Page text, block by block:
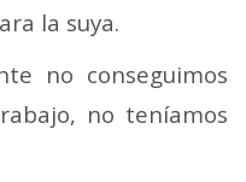
la suya.
no conseguimos
no teníamos